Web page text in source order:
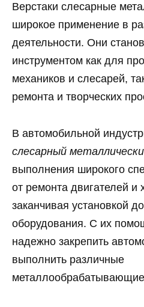
Верстаки слесарные
широкое применение в
деятельности. Они
инструментом как для
механиков и слесарей,
ремонта и творческих
В автомобильной
слесарный
выполнения широкого
от ремонта двигателей и
заканчивая установкой
оборудования. С их
надежно закрепить
выполнить различные